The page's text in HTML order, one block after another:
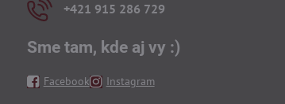
+421 915 286 729
Sme tam, kde aj vy :)
Facebook Instagram